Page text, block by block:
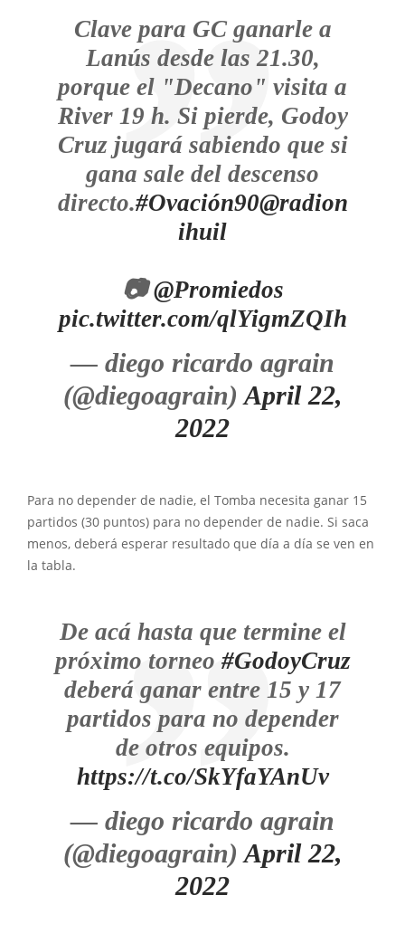
Clave para GC ganarle a
Lanús desde las 21.30,
porque el "Decano" visita a
River 19 h. Si pierde, Godoy
Cruz jugará sabiendo que si
gana sale del descenso
directo.#Ovación90@radion
ihuil
📷@Promiedos
pic.twitter.com/qlYigmZQIh
— diego ricardo agrain
(@diegoagrain)April 22,
2022
Para no depender de nadie, el Tomba necesita ganar 15
partidos (30 puntos) para no depender de nadie. Si saca
menos, deberá esperar resultado que día a día se ven en
la tabla.
De acá hasta que termine el
próximo torneo #GodoyCruz
deberá ganar entre 15 y 17
partidos para no depender
de otros equipos.
https://t.co/SkYfaYAnUv
— diego ricardo agrain
(@diegoagrain)April 22,
2022